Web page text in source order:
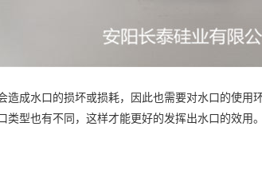
成水口的损坏或损耗，因此也需要对水口的使用
类型也有不同，这样才能更好的发挥出水口的效用